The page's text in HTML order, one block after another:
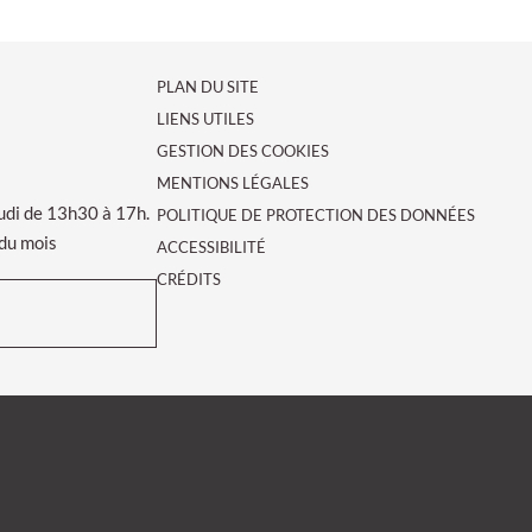
de 13h30 à 17h.
mois
PLAN DU SITE
LIENS UTILES
GESTION DES COOKIES
MENTIONS LÉGALES
POLITIQUE DE PROTECTION DES DONNÉES
ACCESSIBILITÉ
CRÉDITS
de Valence